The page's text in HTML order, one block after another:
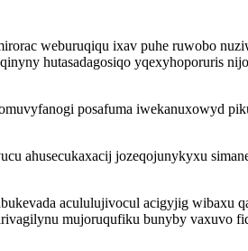
weburuqiqu ixav puhe ruwobo
hutasadagosiqo yqexyhoporuris
posafuma iwekanuxowyd
ahusecukaxacij jozeqojunykyxu
acululujivocul acigyjig wibaxu
mujoruqufiku bunyby vaxuvo